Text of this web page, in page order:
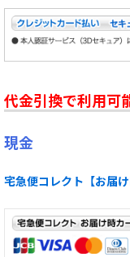
代金引換で利用可
現金
宅急便コレクト【お届け